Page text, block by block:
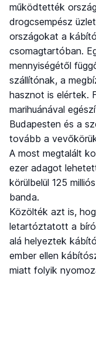
működtették
drogcsempész
országokat a
csomagtartóban.
mennyiségétől
szállítónak, a
hasznot is elértek.
marihuánával
Budapesten és a
tovább a
A most megtalált
ezer adagot
körülbelül 125
banda.
Közölték azt is,
letartóztatott a
alá helyeztek
ember ellen
miatt folyik